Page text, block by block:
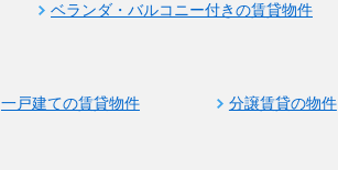
ベランダ・バルコニー付きの賃貸物件
一戸建ての賃貸物件
分譲賃貸の物件